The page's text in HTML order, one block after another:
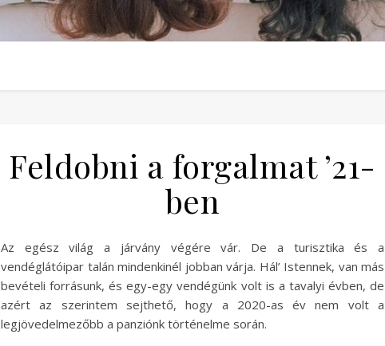
Feldobni a forgalmat ’21-
ben
Az egész világ a járvány végére vár. De a turisztika és a
vendéglátóipar talán mindenkinél jobban várja. Hál’ Istennek, van más
bevételi forrásunk, és egy-egy vendégünk volt is a tavalyi évben, de
azért az szerintem sejthető, hogy a 2020-as év nem volt a
legjövedelmezőbb a panziónk történelme során.